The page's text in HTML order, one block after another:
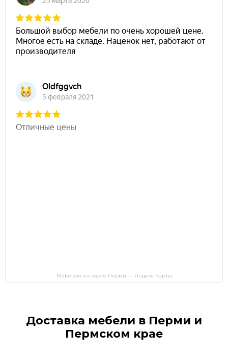
Mebelson на карте Перми — Яндекс Карты
Доставка мебели в Перми и
Пермском крае